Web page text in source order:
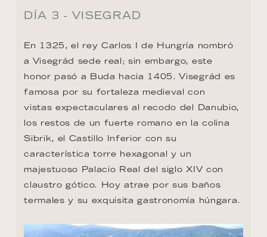
DÍA 3 - VISEGRAD
En 1325, el rey Carlos I de Hungría nombró
a Visegrád sede real; sin embargo, este
honor pasó a Buda hacia 1405. Visegrád es
famosa por su fortaleza medieval con
vistas expectaculares al recodo del Danubio,
los restos de un fuerte romano en la colina
Sibrik, el Castillo Inferior con su
característica torre hexagonal y un
majestuoso Palacio Real del siglo XIV con
claustro gótico. Hoy atrae por sus baños
termales y su exquisita gastronomía húngara.